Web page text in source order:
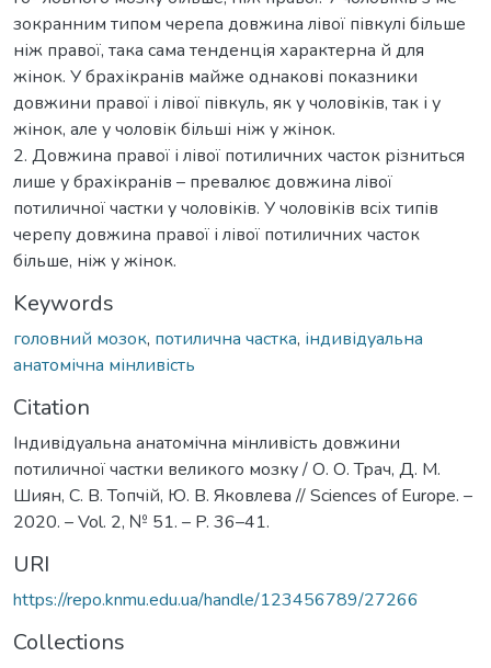
зокранним типом черепа довжина лівої півкулі більше
ніж правої, така сама тенденція характерна й для
жінок. У брахікранів майже однакові показники
довжини правої і лівої півкуль, як у чоловіків, так і у
жінок, але у чоловік більші ніж у жінок.
2. Довжина правої і лівої потиличних часток різниться
лише у брахікранів – превалює довжина лівої
потиличної частки у чоловіків. У чоловіків всіх типів
черепу довжина правої і лівої потиличних часток
більше, ніж у жінок.
Keywords
головний мозок, потилична частка, індивідуальна
анатомічна мінливість
Citation
Індивідуальна анатомічна мінливість довжини
потиличної частки великого мозку / О. О. Трач, Д. М.
Шиян, С. В. Топчій, Ю. В. Яковлева // Sciences of Europe. –
2020. – Vol. 2, № 51. – P. 36–41.
URI
https://repo.knmu.edu.ua/handle/123456789/27266
Collections